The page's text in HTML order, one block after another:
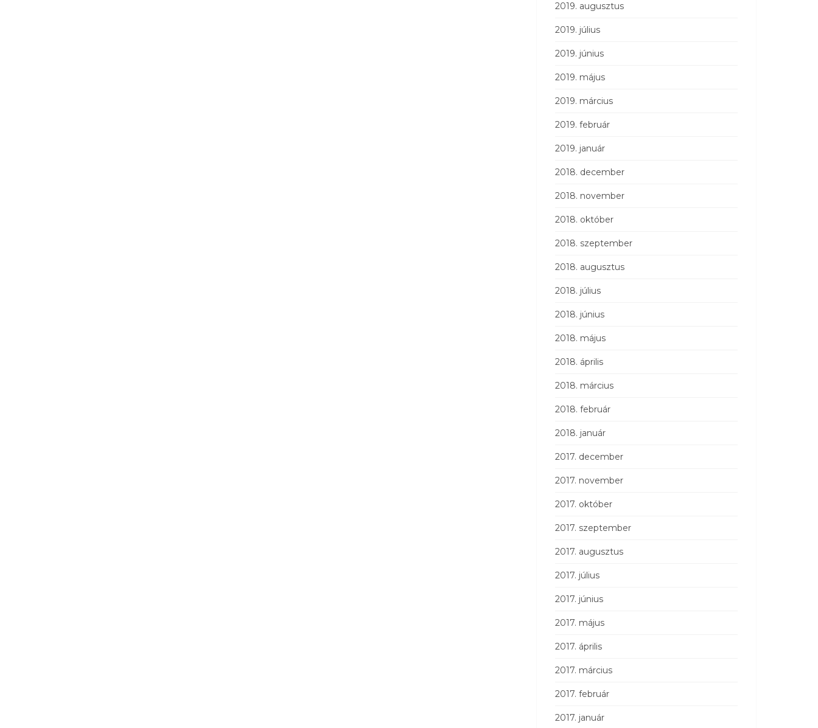
2019. augusztus
2019. július
2019. június
2019. május
2019. március
2019. február
2019. január
2018. december
2018. november
2018. október
2018. szeptember
2018. augusztus
2018. július
2018. június
2018. május
2018. április
2018. március
2018. február
2018. január
2017. december
2017. november
2017. október
2017. szeptember
2017. augusztus
2017. július
2017. június
2017. május
2017. április
2017. március
2017. február
2017. január